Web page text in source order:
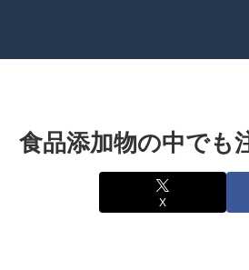
食品添加物の中でも
X